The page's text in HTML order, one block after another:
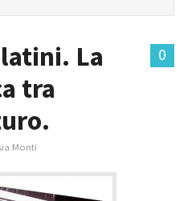
0
La
tra
Monti